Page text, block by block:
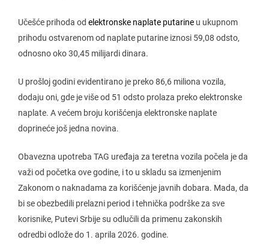
Učešće prihoda od elektronske naplate putarine u ukupnom
prihodu ostvarenom od naplate putarine iznosi 59,08 odsto,
odnosno oko 30,45 milijardi dinara.
U prošloj godini evidentirano je preko 86,6 miliona vozila,
dodaju oni, gde je više od 51 odsto prolaza preko elektronske
naplate. A većem broju korišćenja elektronske naplate
doprineće još jedna novina.
Obavezna upotreba TAG uređaja za teretna vozila počela je da
važi od početka ove godine, i to u skladu sa izmenjenim
Zakonom o naknadama za korišćenje javnih dobara. Mada, da
bi se obezbedili prelazni period i tehnička podrške za sve
korisnike, Putevi Srbije su odlučili da primenu zakonskih
odredbi odlože do 1. aprila 2026. godine.